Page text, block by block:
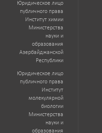
Юридическое лицо
публичного права
Институт химии
Министерства
науки и
образования
Азербайджанской
Республики
Юридическое лицо
публичного права
Институт
молекулярной
биологии
Министерства
науки и
образования